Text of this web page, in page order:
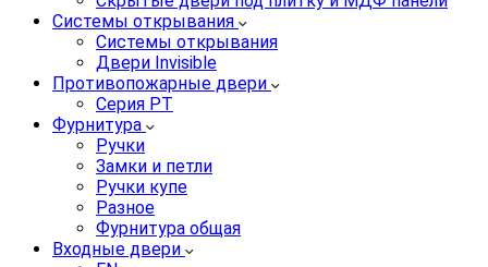
Системы открывания
Системы открывания
Двери Invisible
Противопожарные двери
Серия PT
Фурнитура
Ручки
Замки и петли
Ручки купе
Разное
Фурнитура общая
Входные двери